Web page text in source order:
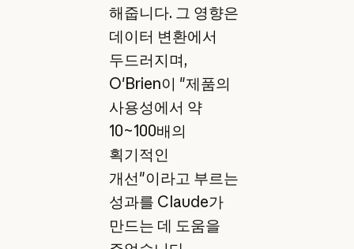
해줍니다. 그 영향은
데이터 변환에서
두드러지며,
O'Brien이 "제품의
사용성에서 약
10~100배의
획기적인
개선"이라고 부르는
성과를 Claude가
만드는 데 도움을